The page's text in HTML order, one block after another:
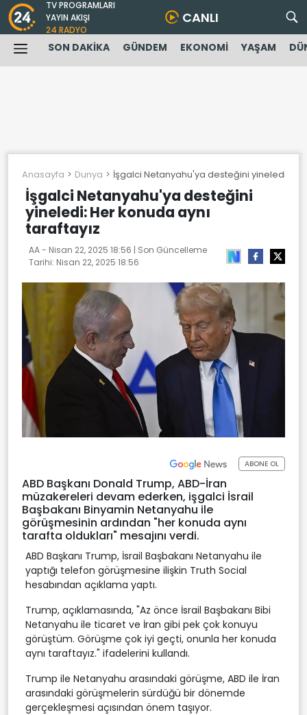
TV PROGRAMLARI
YAYIN AKIŞI
24 RADYO
CANLI
SON DAKİKA GÜNDEM EKONOMİ YAŞAM
Anasayfa Dunya İşgalci Netanyahu'ya desteğini yineledi: Her
İşgalci Netanyahu'ya desteğini
yineledi: Her konuda aynı
taraftayız
AA - Nisan 22, 2025 18:56 | Son Güncelleme
Tarihi: Nisan 22, 2025 18:56
ABONE OL
ABD Başkanı Donald Trump, ABD-İran
müzakereleri devam ederken, işgalci İsrail
Başbakanı Binyamin Netanyahu ile
görüşmesinin ardından "her konuda aynı
tarafta oldukları" mesajını verdi.
ABD Başkanı Trump, İsrail Başbakanı Netanyahu ile
yaptığı telefon görüşmesine ilişkin Truth Social
hesabından açıklama yaptı.
Trump, açıklamasında, "Az önce İsrail Başbakanı Bibi
Netanyahu ile ticaret ve İran gibi pek çok konuyu
görüştüm. Görüşme çok iyi geçti, onunla her konuda
aynı taraftayız." ifadelerini kullandı.
Trump ile Netanyahu arasındaki görüşme, ABD ile İran
arasındaki görüşmelerin sürdüğü bir dönemde
gerçekleşmesi açısından önem taşıyor.